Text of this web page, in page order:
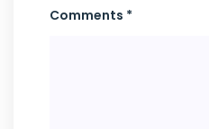
Comments *